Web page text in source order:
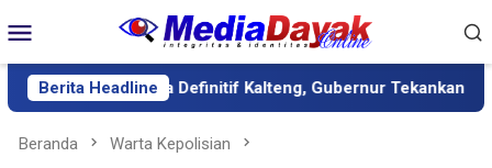
ke
kontenMobile
Berita Headline
sebagai Sekda Definitif Kalteng, Gubernur Tekankan Kerja
Beranda Warta Kepolisian